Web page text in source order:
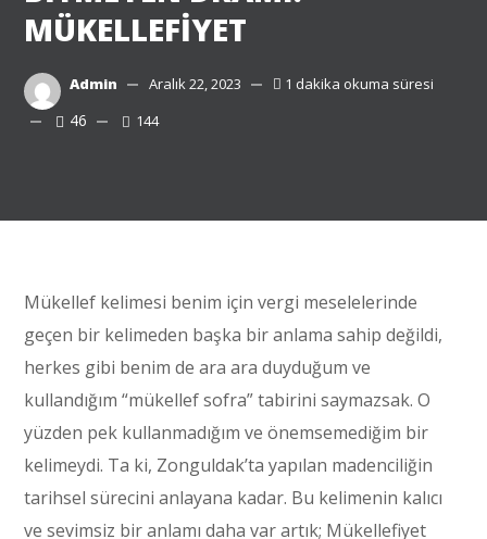
MÜKELLEFİYET
Admin Aralık 22, 2023 1 dakika okuma süresi
46 144
Mükellef kelimesi benim için vergi meselelerinde
geçen bir kelimeden başka bir anlama sahip değildi,
herkes gibi benim de ara ara duyduğum ve
kullandığım “mükellef sofra” tabirini saymazsak. O
yüzden pek kullanmadığım ve önemsemediğim bir
kelimeydi. Ta ki, Zonguldak’ta yapılan madenciliğin
tarihsel sürecini anlayana kadar. Bu kelimenin kalıcı
ve sevimsiz bir anlamı daha var artık; Mükellefiyet